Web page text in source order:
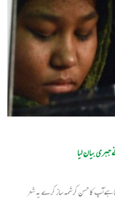
بیان لیا
آپ کا حسن کرشمہ ساز کرے یہ شعر